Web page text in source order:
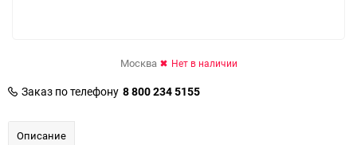
Москва Нет в наличии
Заказ по телефону 8 800 234 5155
Описание